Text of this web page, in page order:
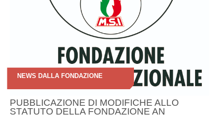
NEWS DALLA FONDAZIONE
PUBBLICAZIONE DI MODIFICHE ALLO
STATUTO DELLA FONDAZIONE AN